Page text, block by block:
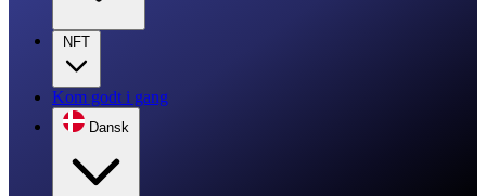
NFT
Kom godt i gang
Dansk